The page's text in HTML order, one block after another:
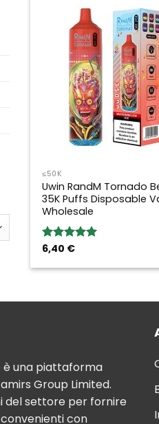
≤50K
Uwin RandM Tornado
35K Puffs Disposable
Wholesale
Rated5.00
6,40 €
è una piattaforma
Group Limited.
del settore per fornire
con